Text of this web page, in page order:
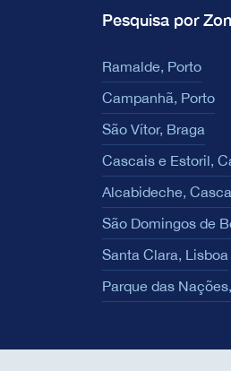
Pesquisa por
Ramalde, Porto
Campanhã, Porto
São Vítor, Braga
Cascais e Estoril,
Alcabideche,
São Domingos de
Santa Clara, Lisboa
Parque das